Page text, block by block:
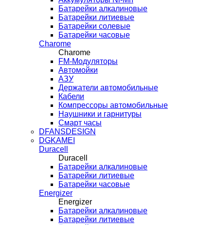
Батарейки алкалиновые
Батарейки литиевые
Батарейки солевые
Батарейки часовые
Charome
Charome
FM-Модуляторы
Автомойки
АЗУ
Держатели автомобильные
Кабели
Компрессоры автомобильные
Наушники и гарнитуры
Смарт часы
DFANSDESIGN
DGKAMEI
Duracell
Duracell
Батарейки алкалиновые
Батарейки литиевые
Батарейки часовые
Energizer
Energizer
Батарейки алкалиновые
Батарейки литиевые